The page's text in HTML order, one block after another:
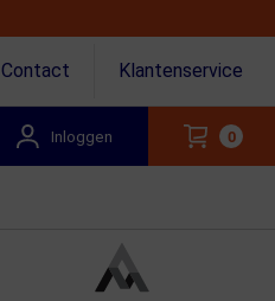
Contact Klantenservice
Inloggen 0